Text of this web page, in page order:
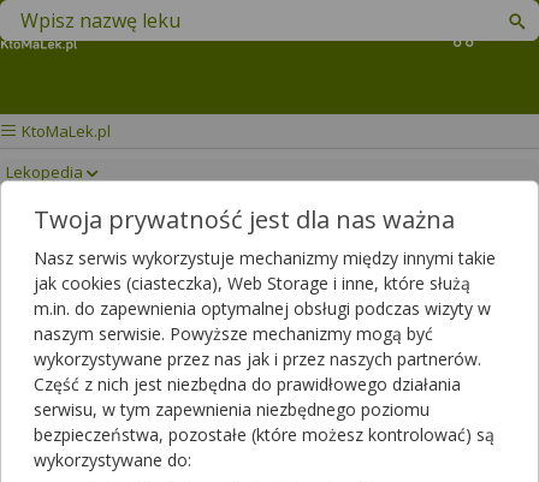
Koszyk
Znajdź lek w swojej okolicy
KtoMaLek.pl
Lekopedia
CELLCEPT Drukuj/Zapisz
Twoja prywatność jest dla nas ważna
Nasz serwis wykorzystuje mechanizmy między innymi takie
jak cookies (ciasteczka), Web Storage i inne, które służą
m.in. do zapewnienia optymalnej obsługi podczas wizyty w
naszym serwisie. Powyższe mechanizmy mogą być
wykorzystywane przez nas jak i przez naszych partnerów.
Część z nich jest niezbędna do prawidłowego działania
serwisu, w tym zapewnienia niezbędnego poziomu
bezpieczeństwa, pozostałe (które możesz kontrolować) są
wykorzystywane do: